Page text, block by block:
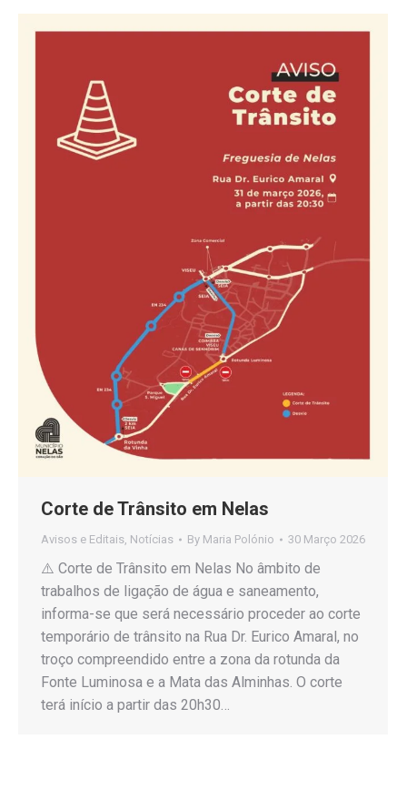
Corte de Trânsito em Nelas
Avisos e Editais, Notícias By Maria Polónio 30 Março 2026
⚠️ Corte de Trânsito em Nelas No âmbito de
trabalhos de ligação de água e saneamento,
informa-se que será necessário proceder ao corte
temporário de trânsito na Rua Dr. Eurico Amaral, no
troço compreendido entre a zona da rotunda da
Fonte Luminosa e a Mata das Alminhas. O corte
terá início a partir das 20h30…